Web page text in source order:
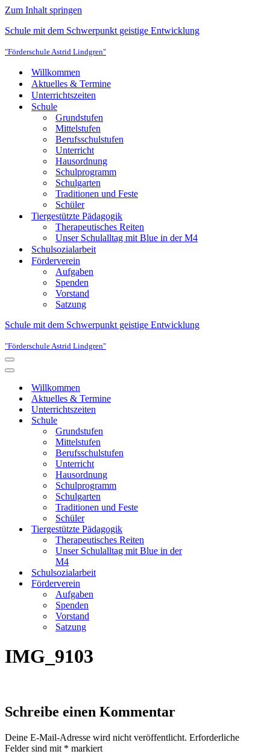
Zum Inhalt springen
Schule mit dem Schwerpunkt geistige Entwicklung
"Förderschule Astrid Lindgren"
Willkommen
Aktuelles & Termine
Unterrichtszeiten
Schule
Grundstufen
Mittelstufen
Berufsschulstufen
Unterricht
Hausordnung
Schulprogramm
Schulgarten
Traditionen und Feste
Schüler
Tiergestützte Pädagogik
Therapeutisches Reiten
Unser Schulalltag mit Blue in der M4
Schulsozialarbeit
Förderverein
Aufgaben
Spenden
Vorstand
Satzung
Schule mit dem Schwerpunkt geistige Entwicklung
"Förderschule Astrid Lindgren"
Navigationsmenü
Navigationsmenü
Willkommen
Aktuelles & Termine
Unterrichtszeiten
Schule
Grundstufen
Mittelstufen
Berufsschulstufen
Unterricht
Hausordnung
Schulprogramm
Schulgarten
Traditionen und Feste
Schüler
Tiergestützte Pädagogik
Therapeutisches Reiten
Unser Schulalltag mit Blue in der
M4
Schulsozialarbeit
Förderverein
Aufgaben
Spenden
Vorstand
Satzung
IMG_9103
Schreibe einen Kommentar
Deine E-Mail-Adresse wird nicht veröffentlicht. Erforderliche
Felder sind mit * markiert